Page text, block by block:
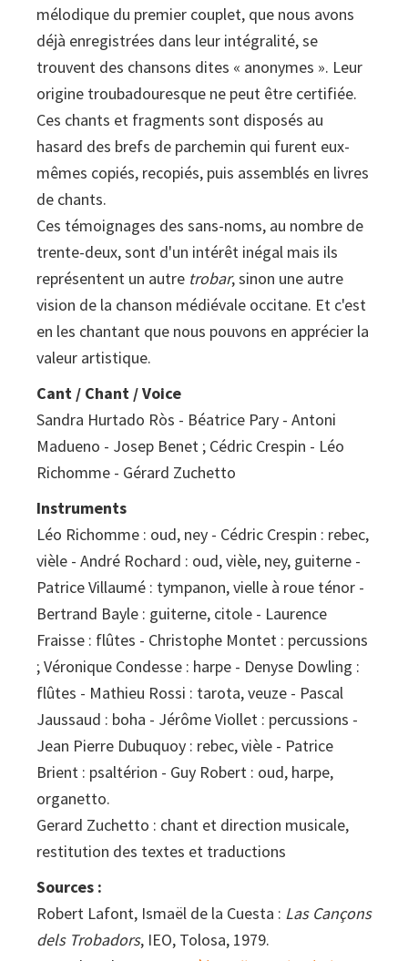
(libre
+
2
CD)
mélodique du premier couplet, que nous avons
déjà enregistrées dans leur intégralité, se
trouvent des chansons dites « anonymes ». Leur
origine troubadouresque ne peut être certifiée.
Ces chants et fragments sont disposés au
hasard des brefs de parchemin qui furent eux-
mêmes copiés, recopiés, puis assemblés en livres
de chants.
Ces témoignages des sans-noms, au nombre de
trente-deux, sont d'un intérêt inégal mais ils
représentent un autre trobar, sinon une autre
vision de la chanson médiévale occitane. Et c'est
en les chantant que nous pouvons en apprécier la
valeur artistique.
Cant / Chant / Voice
Sandra Hurtado Ròs - Béatrice Pary - Antoni
Madueno - Josep Benet ; Cédric Crespin - Léo
Richomme - Gérard Zuchetto
Instruments
Léo Richomme : oud, ney - Cédric Crespin : rebec,
vièle - André Rochard : oud, vièle, ney, guiterne -
Patrice Villaumé : tympanon, vielle à roue ténor -
Bertrand Bayle : guiterne, citole - Laurence
Fraisse : flûtes - Christophe Montet : percussions
; Véronique Condesse : harpe - Denyse Dowling :
flûtes - Mathieu Rossi : tarota, veuze - Pascal
Jaussaud : boha - Jérôme Viollet : percussions -
Jean Pierre Dubuquoy : rebec, vièle - Patrice
Brient : psaltérion - Guy Robert : oud, harpe,
organetto.
Gerard Zuchetto : chant et direction musicale,
restitution des textes et traductions
Sources :
Robert Lafont, Ismaël de la Cuesta : Las Cançons
dels Trobadors, IEO, Tolosa, 1979.